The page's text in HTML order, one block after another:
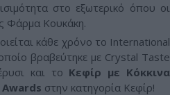
στο εξωτερικό όπου οι
Φάρμα Κουκάκη.
κάθε χρόνο το International
βραβεύτηκε με Crystal Taste
και το Κεφίρ με Κόκκινα
στην κατηγορία Κεφίρ!